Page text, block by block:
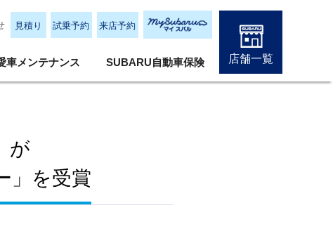
見積り 試乗予約 来店予約
車メンテナンス SUBARU自動車保険 店舗一覧
が
」を受賞